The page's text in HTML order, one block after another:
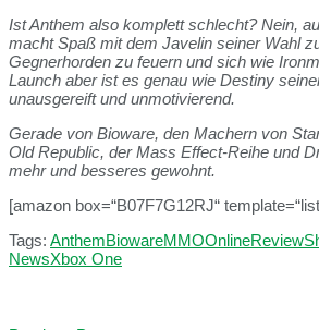
Ist Anthem also komplett schlecht? Nein,
macht Spaß mit dem Javelin seiner Wahl
Gegnerhorden zu feuern und sich wie
Launch aber ist es genau wie Destiny
unausgereift und unmotivierend.
Gerade von Bioware, den Machern von
Old Republic, der Mass Effect-Reihe und
mehr und besseres gewohnt.
[amazon box=“B07F7G12RJ“
Tags: AnthemBiowareMMOOnlineReview
NewsXbox One